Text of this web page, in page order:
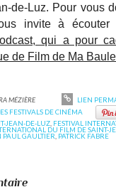
de-Luz. Pour vous
invite à écouter
qui a pour
de Film de Ma
MÉZIÈRE LIEN
FESTIVALS DE CINÉMA
JEAN-DE-LUZ FESTIVAL
DU FILM DE SAINT-
PAUL GAULTIER PATRICK FABRE